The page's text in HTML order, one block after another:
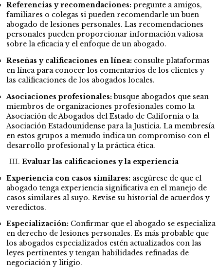
Referencias y recomendaciones: pregunte a amigos,
familiares o colegas si pueden recomendarle un buen
abogado de lesiones personales. Las recomendaciones
personales pueden proporcionar información valiosa
sobre la eficacia y el enfoque de un abogado.
Reseñas y calificaciones en línea: consulte plataformas
en línea para conocer los comentarios de los clientes y
las calificaciones de los abogados locales.
Asociaciones profesionales:busque abogados que sean
miembros de organizaciones profesionales como la
Asociación de Abogados del Estado de California o la
Asociación Estadounidense para la Justicia. La membresía
en estos grupos a menudo indica un compromiso con el
desarrollo profesional y la práctica ética.
Evaluar las calificaciones y la experiencia
Experiencia con casos similares: asegúrese de que el
abogado tenga experiencia significativa en el manejo de
casos similares al suyo. Revise su historial de acuerdos y
veredictos.
Especialización: Confirmar que el abogado se especializa
en derecho de lesiones personales. Es más probable que
los abogados especializados estén actualizados con las
leyes pertinentes y tengan habilidades refinadas de
negociación y litigio.